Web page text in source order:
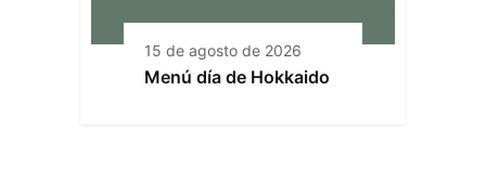
15 de agosto de 2026
Menú día de Hokkaido